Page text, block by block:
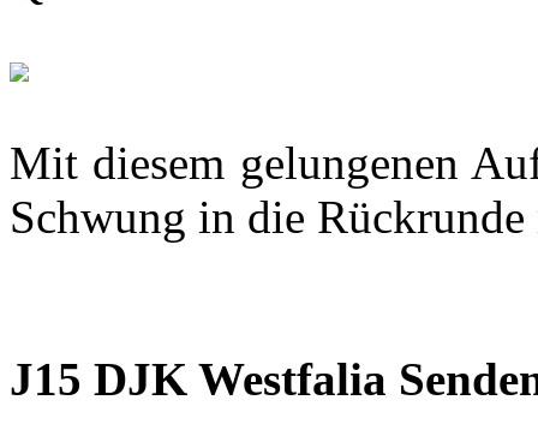
Mit diesem gelungenen
Schwung in die
J15 DJK Westfalia